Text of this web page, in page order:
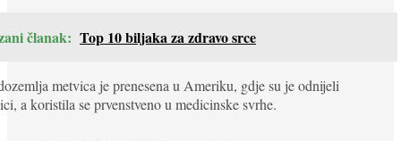
članak: Top 10 biljaka za zdravo srce
metvica je prenesena u Ameriku, gdje su je odnijeli
a koristila se prvenstveno u medicinske svrhe.